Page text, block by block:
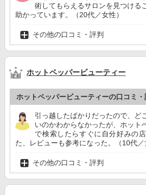
術してもらえるサロンを見つける
助かっています。（20代／女性）
その他の口コミ・評判
ホットペッパービューティー
ホットペッパービューティーの口コミ・
引っ越したばかりだったので、ど
いのかわからなかったが、ホット
で検索したらすぐに自分好みの
た、レビューも参考になった。（10代／
その他の口コミ・評判